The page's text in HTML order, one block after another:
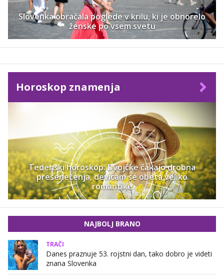
Slovenka obračala poglede v krilu, ki je obnorelo
ženske po vsem svetu
Horoskop znamenja
Tedenski horoskop: Dvojčke čakajo drobna
presenečenja, devicam se obeta veliko
romantike
NAJBOLJ BRANO
TRAČI
Danes praznuje 53. rojstni dan, tako dobro je videti
znana Slovenka